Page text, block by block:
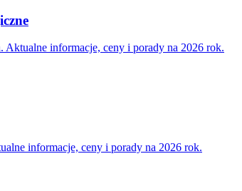
informacje, ceny i porady na 2026 rok.
informacje, ceny i porady na 2026 rok.